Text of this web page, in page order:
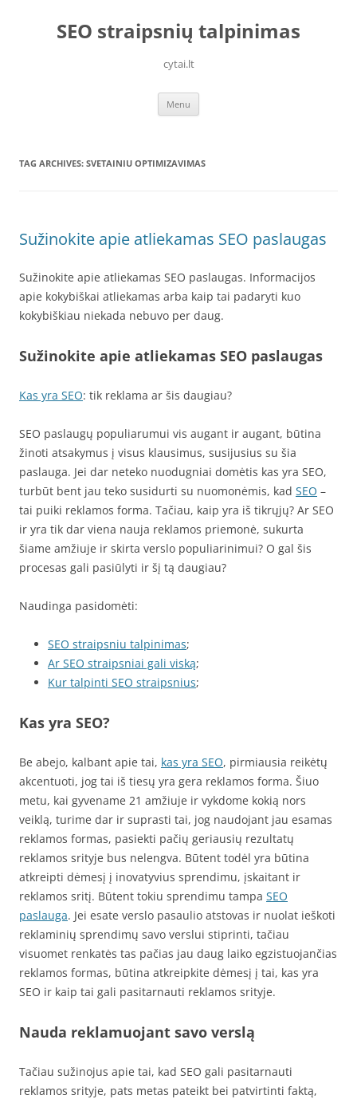
contentSEO straipsnių talpinimas
cytai.lt
Menu
TAG ARCHIVES: SVETAINIU OPTIMIZAVIMAS
Sužinokite apie atliekamas SEO paslaugas
Sužinokite apie atliekamas SEO paslaugas. Informacijos
apie kokybiškai atliekamas arba kaip tai padaryti kuo
kokybiškiau niekada nebuvo per daug.
Sužinokite apie atliekamas SEO paslaugas
Kas yra SEO: tik reklama ar šis daugiau?
SEO paslaugų populiarumui vis augant ir augant, būtina
žinoti atsakymus į visus klausimus, susijusius su šia
paslauga. Jei dar neteko nuodugniai domėtis kas yra SEO,
turbūt bent jau teko susidurti su nuomonėmis, kad SEO –
tai puiki reklamos forma. Tačiau, kaip yra iš tikrųjų? Ar SEO
ir yra tik dar viena nauja reklamos priemonė, sukurta
šiame amžiuje ir skirta verslo populiarinimui? O gal šis
procesas gali pasiūlyti ir šį tą daugiau?
Naudinga pasidomėti:
SEO straipsniu talpinimas;
Ar SEO straipsniai gali viską;
Kur talpinti SEO straipsnius;
Kas yra SEO?
Be abejo, kalbant apie tai, kas yra SEO, pirmiausia reikėtų
akcentuoti, jog tai iš tiesų yra gera reklamos forma. Šiuo
metu, kai gyvename 21 amžiuje ir vykdome kokią nors
veiklą, turime dar ir suprasti tai, jog naudojant jau esamas
reklamos formas, pasiekti pačių geriausių rezultatų
reklamos srityje bus nelengva. Būtent todėl yra būtina
atkreipti dėmesį į inovatyvius sprendimu, įskaitant ir
reklamos sritį. Būtent tokiu sprendimu tampa SEO
paslauga. Jei esate verslo pasaulio atstovas ir nuolat ieškoti
reklaminių sprendimų savo verslui stiprinti, tačiau
visuomet renkatės tas pačias jau daug laiko egzistuojančias
reklamos formas, būtina atkreipkite dėmesį į tai, kas yra
SEO ir kaip tai gali pasitarnauti reklamos srityje.
Nauda reklamuojant savo verslą
Tačiau sužinojus apie tai, kad SEO gali pasitarnauti
reklamos srityje, pats metas pateikt bei patvirtinti faktą,